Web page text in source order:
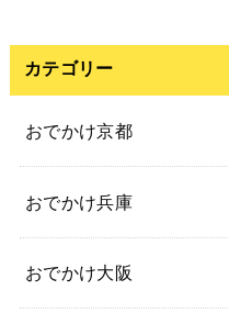
カテゴリー
おでかけ京都
おでかけ兵庫
おでかけ大阪